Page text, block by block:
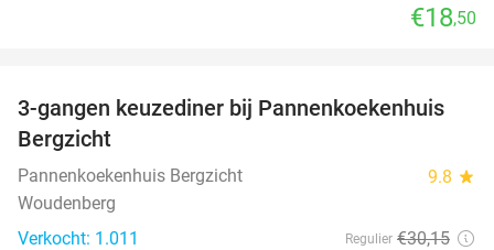
€18,50
42%
3-gangen keuzediner bij Pannenkoekenhuis
Bergzicht
Pannenkoekenhuis Bergzicht 9.8 star
Woudenberg
Verkocht: 1.011
Regulier €30,15